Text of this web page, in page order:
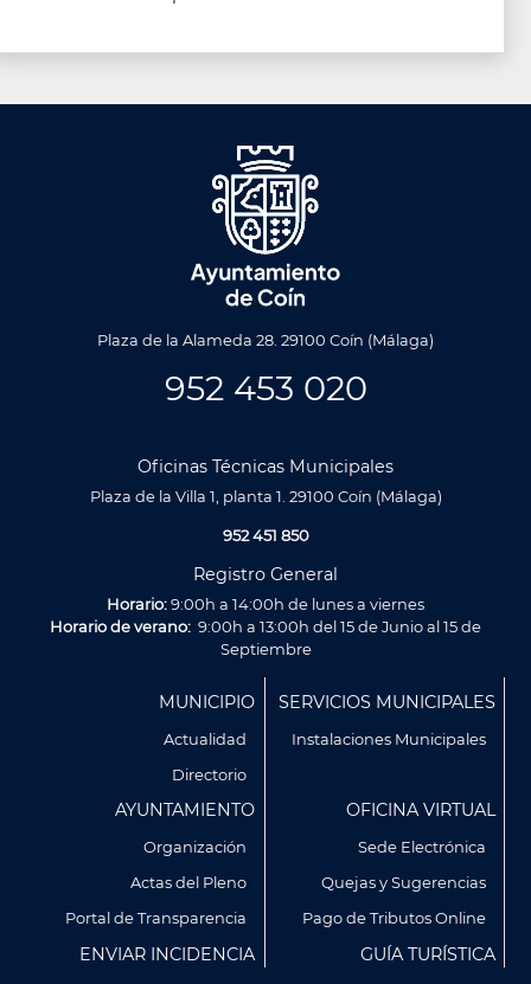
Utilizamos cookies propias y de terceros para analizar
nuestros servicios y mostrarte publicidad relacionada con
tus preferencias en base a un perfil elaborado a partir de tus
Plaza de la Alameda 28. 29100 Coín (Málaga)
952 453 020
Oficinas Técnicas Municipales
Plaza de la Villa 1, planta 1. 29100 Coín (Málaga)
952 451 850
Registro General
Horario:9:00h a 14:00h de lunes a viernes
Horario de verano: 9:00h a 13:00h del 15 de Junio al 15 de
Septiembre
MUNICIPIO
Actualidad
Directorio
SERVICIOS MUNICIPALES
Instalaciones Municipales
AYUNTAMIENTO
Organización
Actas del Pleno
Portal de Transparencia
OFICINA VIRTUAL
Sede Electrónica
Quejas y Sugerencias
Pago de Tributos Online
ENVIAR INCIDENCIA GUÍA TURÍSTICA